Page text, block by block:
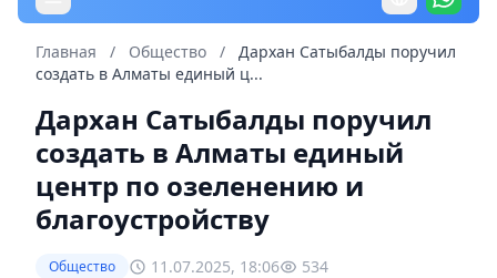
Главная / Общество /
Дархан Сатыбалды поручил
создать в Алматы единый ц...
Дархан Сатыбалды поручил
создать в Алматы единый
центр по озеленению и
благоустройству
Общество 11.07.2025, 18:06 534